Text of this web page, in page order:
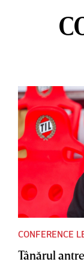
CONFERENCE
Tânărul